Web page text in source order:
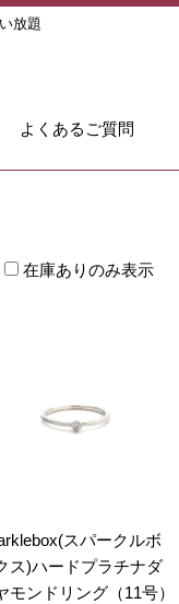
放題
よくあるご質問
在庫ありのみ表示
スパークルボ
ス)ハードプラチナダ
モンドリング（11号）